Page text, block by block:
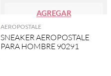
AGREGAR
AEROPOSTALE
SNEAKER AEROPOSTALE
PARA HOMBRE 90291